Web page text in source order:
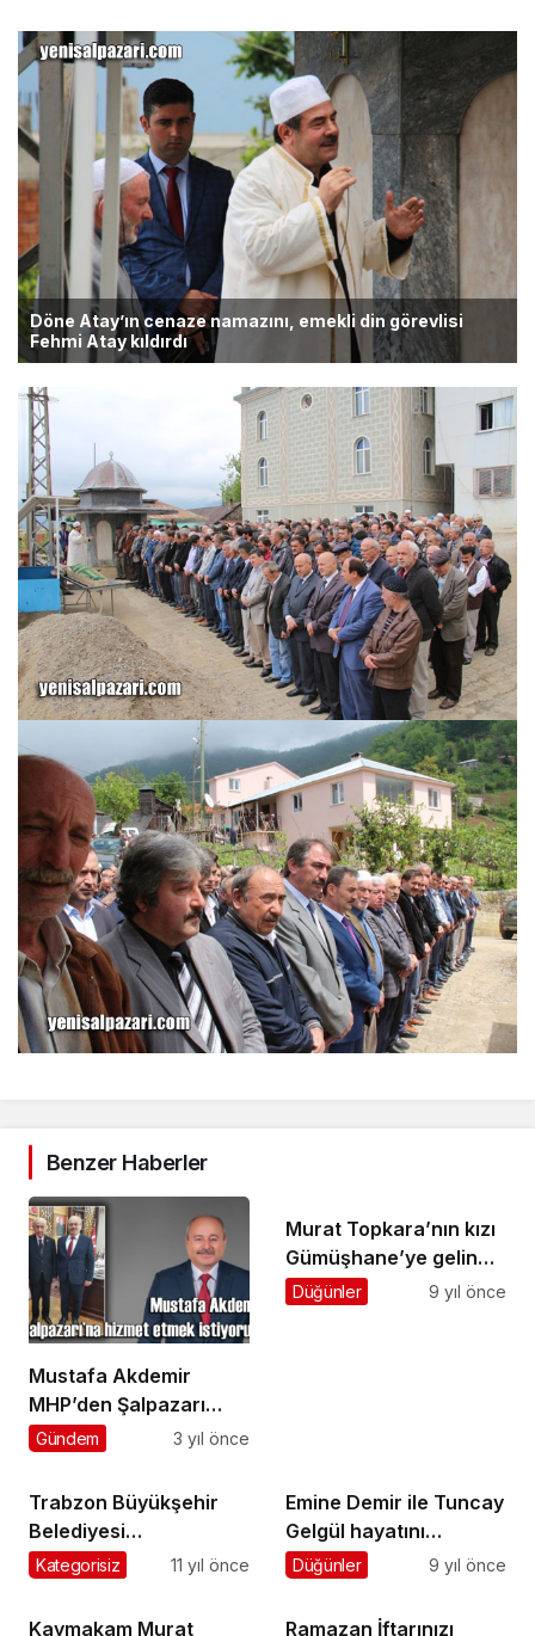
Döne Atay’ın cenaze namazını, emekli din görevlisi
Fehmi Atay kıldırdı
Benzer Haberler
Mustafa Akdemir
MHP’den Şalpazarı
Belediye Başkanlığı’na
Gündem 3 yıl önce
Murat Topkara’nın kızı
Gümüşhane’ye gelin
gitti
Düğünler 9 yıl önce
Trabzon Büyükşehir
Belediyesi
Şalpazarı’nda beton ve
başlıyor
Kategorisiz 11 yıl önce
Emine Demir ile Tuncay
Gelgül hayatını
birleştirdi
Düğünler 9 yıl önce
Kaymakam Murat Ramazan İftarınızı